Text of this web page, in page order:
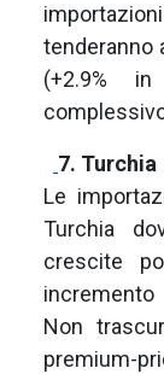
tenderanno
(+2.9%
7. Turchia
Le
Turchia
crescite
Non
premium-